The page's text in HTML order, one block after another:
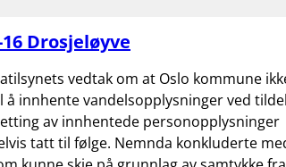
16 Drosjeløyve
vedtak om at Oslo kommune
å innhente vandelsopplysninger ved
av innhentede personopplysninger
tatt til følge. Nemnda konkluderte